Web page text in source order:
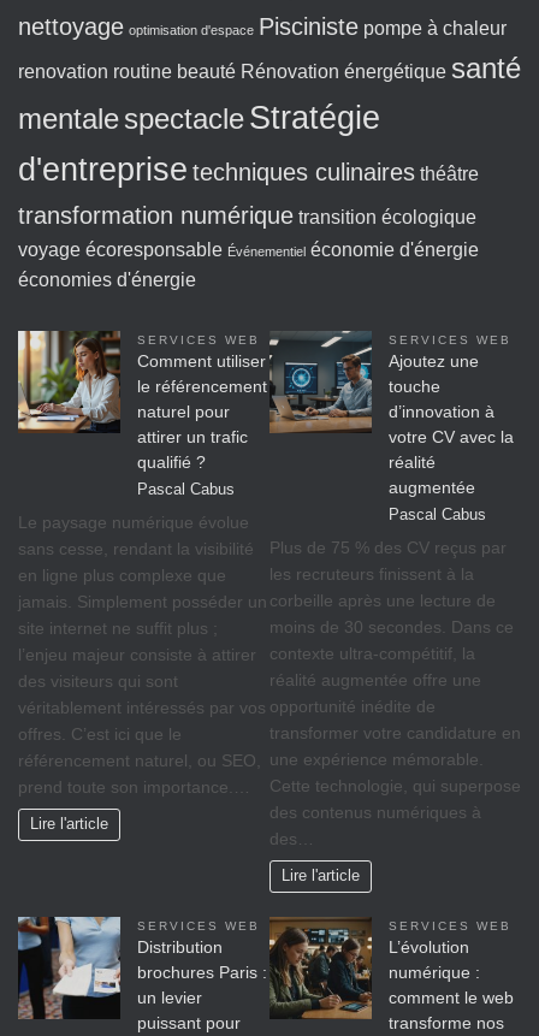
nettoyage optimisation d'espace Pisciniste pompe à chaleur
renovation routine beauté Rénovation énergétique santé
mentalespectacleStratégie
d'entreprise techniques culinaires théâtre
transformation numérique transition écologique
voyage écoresponsable Événementiel économie d'énergie
économies d'énergie
SERVICES WEB
Comment utiliser
le référencement
naturel pour
attirer un trafic
qualifié ?
Pascal Cabus
Le paysage numérique évolue
sans cesse, rendant la visibilité
en ligne plus complexe que
jamais. Simplement posséder un
site internet ne suffit plus ;
l’enjeu majeur consiste à attirer
des visiteurs qui sont
véritablement intéressés par vos
offres. C’est ici que le
référencement naturel, ou SEO,
prend toute son importance.…
Lire l'article
SERVICES WEB
Ajoutez une
touche
d’innovation à
votre CV avec la
réalité
augmentée
Pascal Cabus
Plus de 75 % des CV reçus par
les recruteurs finissent à la
corbeille après une lecture de
moins de 30 secondes. Dans ce
contexte ultra-compétitif, la
réalité augmentée offre une
opportunité inédite de
transformer votre candidature en
une expérience mémorable.
Cette technologie, qui superpose
des contenus numériques à
des…
Lire l'article
SERVICES WEB
Distribution
brochures Paris :
un levier
puissant pour
SERVICES WEB
L’évolution
numérique :
comment le web
transforme nos